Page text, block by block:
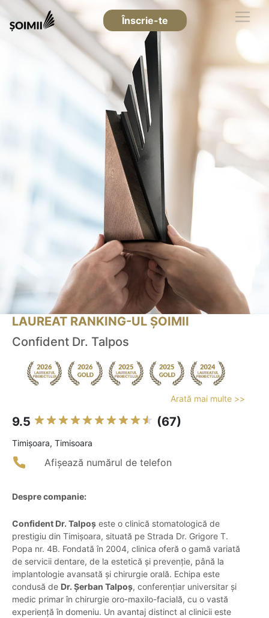
Înscrie-te
LAUREAT RANKING-UL ȘOIMII
Confident Dr. Talpos
Arată mai multe >>
9.5 (67)
Timişoara, Timisoara
Afișează numărul de telefon
Despre companie:
Confident Dr. Talpoș este o clinică stomatologică de
prestigiu din Timișoara, situată pe Strada Dr. Grigore T.
Popa nr. 4B. Fondată în 2004, clinica oferă o gamă variată
de servicii dentare, de la estetică și prevenție, până la
implantologie avansată și chirurgie orală. Echipa este
condusă de Dr. Șerban Talpoș, conferențiar universitar și
medic primar în chirurgie oro-maxilo-facială, cu o vastă
experiență în domeniu. Un avantaj distinct al clinicii este